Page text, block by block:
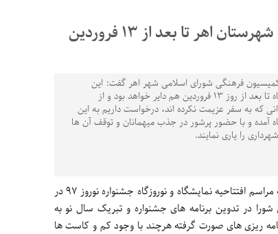
نمایشگاه محصولات بومی و سوغات شهرستان اهر تا بعد از ۱۳ فروردین
فرهنگی شورای اسلامی شهر اهر گفت: این
نمایشگاه تا بعد از روز ۱۳ فروردین هم دایر خواهد بود و از
که به سفر عزیمت نکرده اند، درخواست داریم به این
آمده و با حضور پرشور در جذب میهمانان و توقف آن ها
را یاری نمایند.
، میرجلال موسوی در حاشیه مراسم افتتاحیه نمایشگاه و نوروزگاه جشنواره نوروز ۹۷ در
در تدوین برنامه های جشنواره و تبریک سال نو به
ریزی های صورت گرفته هرچند با وجود کم و کاست ها